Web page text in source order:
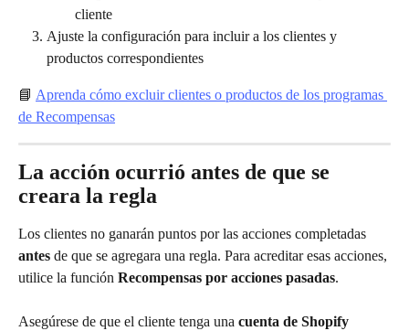
cliente
Ajuste la configuración para incluir a los clientes y
productos correspondientes
📘 Aprenda cómo excluir clientes o productos de los programas
de Recompensas
La acción ocurrió antes de que se
creara la regla
Los clientes no ganarán puntos por las acciones completadas
antes de que se agregara una regla. Para acreditar esas acciones,
utilice la función Recompensas por acciones pasadas.
Asegúrese de que el cliente tenga una cuenta de Shopify